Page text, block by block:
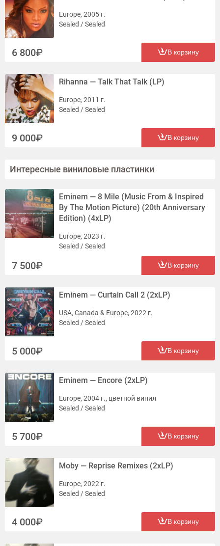
Europe, 2005 г.
Sealed / Sealed
6 800 В корзину
Rihanna — Talk That Talk (LP)
Europe, 2011 г.
Sealed / Sealed
9 000 В корзину
Интересные виниловые пластинки
Eminem — 8 Mile (Music From & Inspired
By The Motion Picture) (20th Anniversary
Edition) (4xLP)
Europe, 2023 г.
Sealed / Sealed
7 500 В корзину
Eminem — Curtain Call 2 (2xLP)
USA, Canada & Europe, 2022 г.
Sealed / Sealed
5 000 В корзину
Eminem — Encore (2xLP)
Europe, 2004 г., цветной винил
Sealed / Sealed
5 700 В корзину
Moby — Reprise Remixes (2xLP)
Europe, 2022 г.
Sealed / Sealed
4 000 В корзину